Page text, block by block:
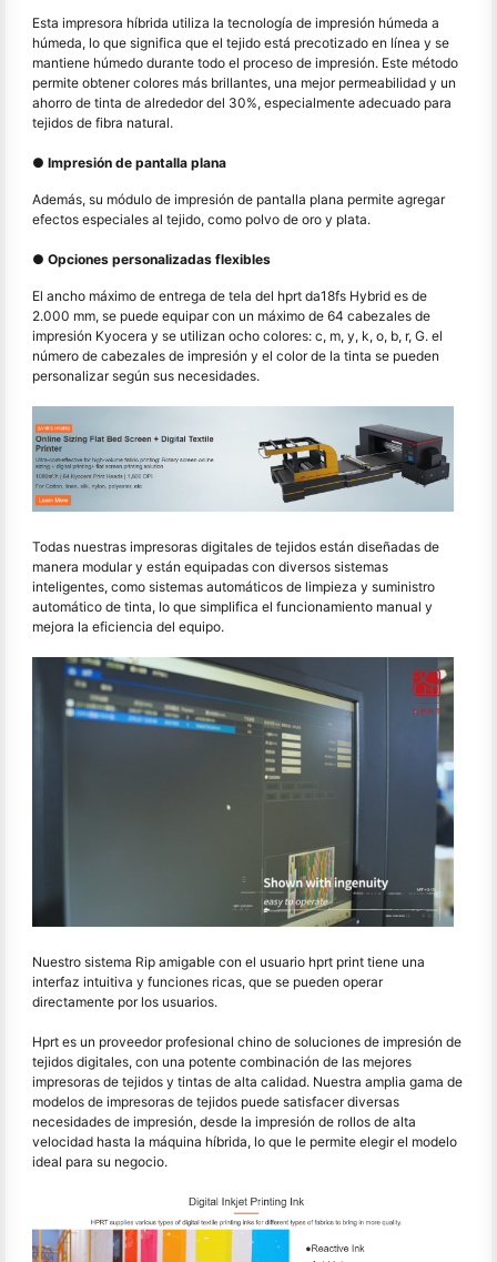
Esta impresora híbrida utiliza la tecnología de impresión húmeda a
húmeda, lo que significa que el tejido está precotizado en línea y se
mantiene húmedo durante todo el proceso de impresión. Este método
permite obtener colores más brillantes, una mejor permeabilidad y un
ahorro de tinta de alrededor del 30%, especialmente adecuado para
tejidos de fibra natural.
● Impresión de pantalla plana
Además, su módulo de impresión de pantalla plana permite agregar
efectos especiales al tejido, como polvo de oro y plata.
● Opciones personalizadas flexibles
El ancho máximo de entrega de tela del hprt da18fs Hybrid es de
2.000 mm, se puede equipar con un máximo de 64 cabezales de
impresión Kyocera y se utilizan ocho colores: c, m, y, k, o, b, r, G. el
número de cabezales de impresión y el color de la tinta se pueden
personalizar según sus necesidades.
Todas nuestras impresoras digitales de tejidos están diseñadas de
manera modular y están equipadas con diversos sistemas
inteligentes, como sistemas automáticos de limpieza y suministro
automático de tinta, lo que simplifica el funcionamiento manual y
mejora la eficiencia del equipo.
Nuestro sistema Rip amigable con el usuario hprt print tiene una
interfaz intuitiva y funciones ricas, que se pueden operar
directamente por los usuarios.
Hprt es un proveedor profesional chino de soluciones de impresión de
tejidos digitales, con una potente combinación de las mejores
impresoras de tejidos y tintas de alta calidad. Nuestra amplia gama de
modelos de impresoras de tejidos puede satisfacer diversas
necesidades de impresión, desde la impresión de rollos de alta
velocidad hasta la máquina híbrida, lo que le permite elegir el modelo
ideal para su negocio.